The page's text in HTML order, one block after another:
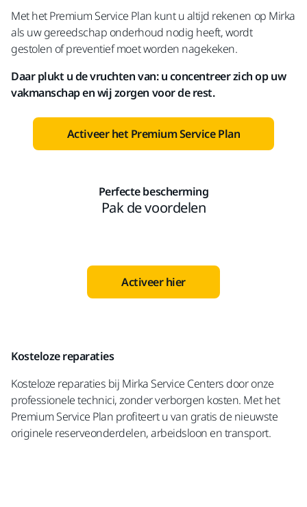
Met het Premium Service Plan kunt u altijd rekenen op Mirka
als uw gereedschap onderhoud nodig heeft, wordt
gestolen of preventief moet worden nagekeken.
Daar plukt u de vruchten van: u concentreer zich op uw
vakmanschap en wij zorgen voor de rest.
Activeer het Premium Service Plan
Perfecte bescherming
Pak de voordelen
Activeer hier
Kosteloze reparaties
Kosteloze reparaties bij Mirka Service Centers door onze
professionele technici, zonder verborgen kosten. Met het
Premium Service Plan profiteert u van gratis de nieuwste
originele reserveonderdelen, arbeidsloon en transport.